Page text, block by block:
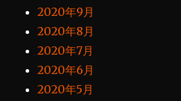
2020年9月
2020年8月
2020年7月
2020年6月
2020年5月